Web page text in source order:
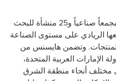
وتواصل هايسنس من خلال 34 مجمعاً صناعياً و25 منشأة للبحث
موقعها الريادي على مستوى الصناعة
وتضمن هايسنس من
الإمارات العربية المتحدة،
تنتشر في مختلف أنحاء منطقة الشرق